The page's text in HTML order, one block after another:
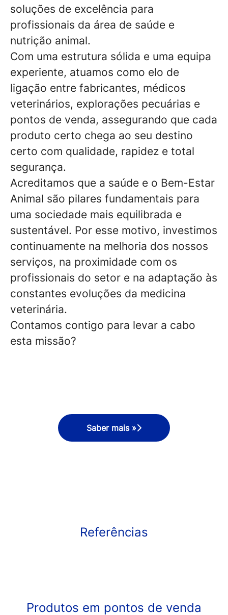
soluções de excelência para
profissionais da área de saúde e
nutrição animal.
Com uma estrutura sólida e uma equipa
experiente, atuamos como elo de
ligação entre fabricantes, médicos
veterinários, explorações pecuárias e
pontos de venda, assegurando que cada
produto certo chega ao seu destino
certo com qualidade, rapidez e total
segurança.
Acreditamos que a saúde e o Bem-Estar
Animal são pilares fundamentais para
uma sociedade mais equilibrada e
sustentável. Por esse motivo, investimos
continuamente na melhoria dos nossos
serviços, na proximidade com os
profissionais do setor e na adaptação às
constantes evoluções da medicina
veterinária.
Contamos contigo para levar a cabo
esta missão?
Saber mais »
Referências
Produtos em pontos de venda